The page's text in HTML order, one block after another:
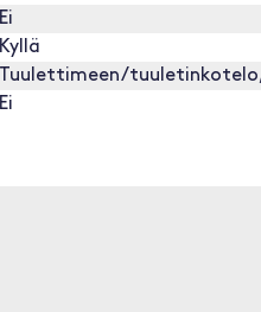
Ei
Kyllä
Tuulettimeen/
Ei